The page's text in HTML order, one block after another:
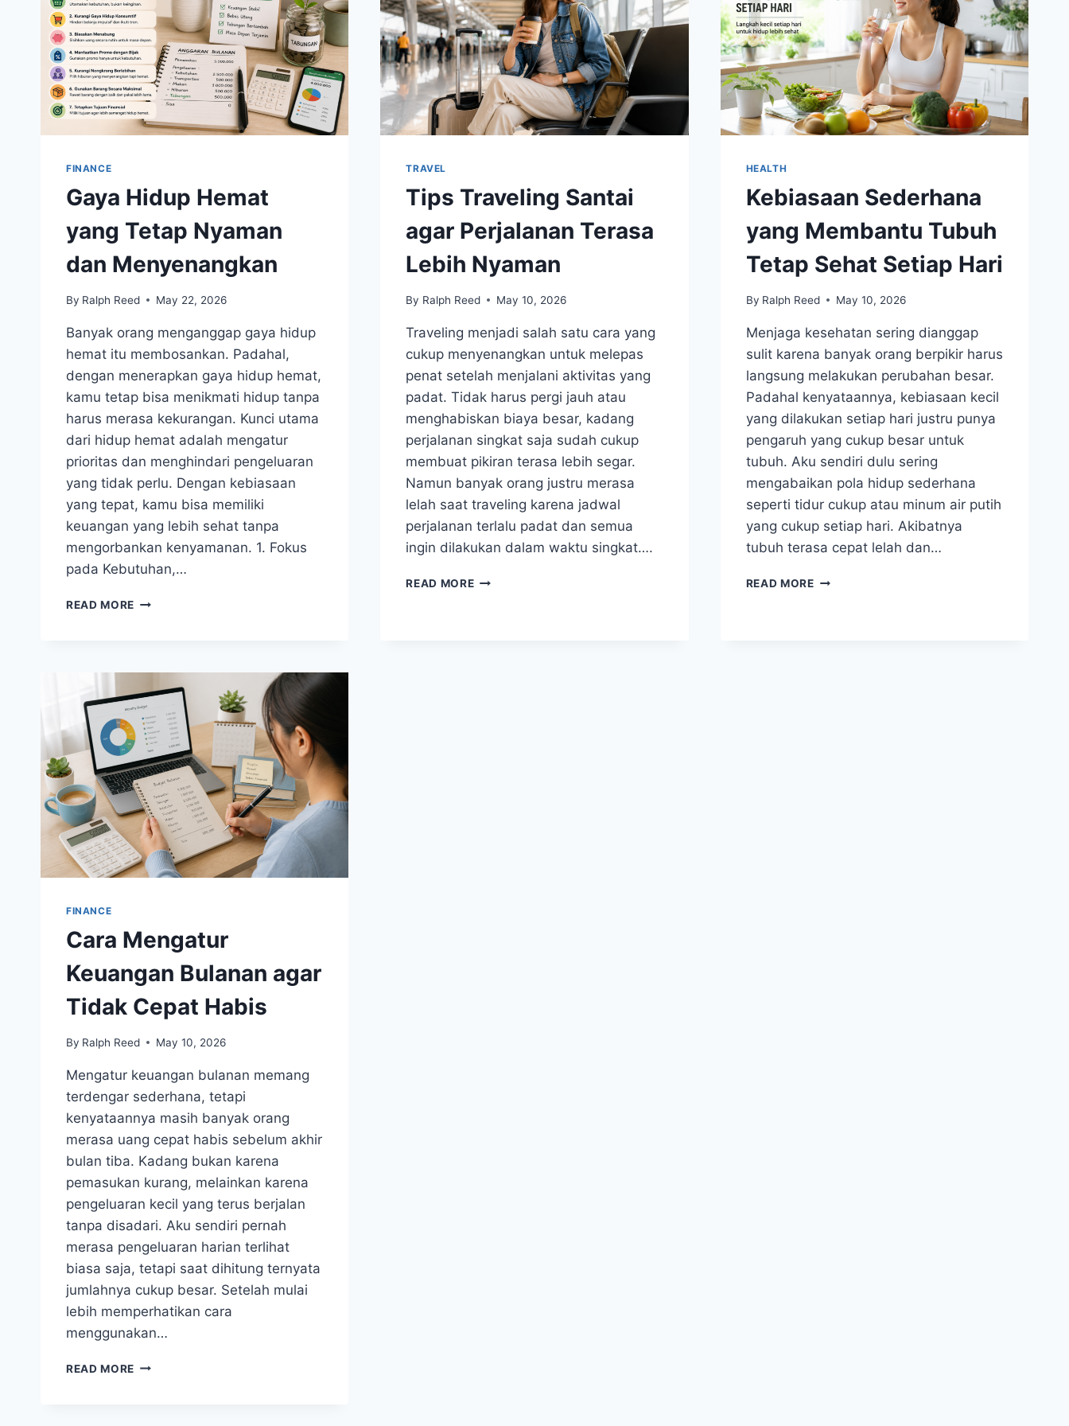
FINANCE
Gaya Hidup Hemat
yang Tetap Nyaman
dan Menyenangkan
By Ralph Reed May 22, 2026
Banyak orang menganggap gaya hidup
hemat itu membosankan. Padahal,
dengan menerapkan gaya hidup hemat,
kamu tetap bisa menikmati hidup tanpa
harus merasa kekurangan. Kunci utama
dari hidup hemat adalah mengatur
prioritas dan menghindari pengeluaran
yang tidak perlu. Dengan kebiasaan
yang tepat, kamu bisa memiliki
keuangan yang lebih sehat tanpa
mengorbankan kenyamanan. 1. Fokus
pada Kebutuhan,…
READ MORE GAYA
NYAMAN
DAN
MENYENANGKAN
TRAVEL
Tips Traveling Santai
agar Perjalanan Terasa
Lebih Nyaman
By Ralph Reed May 10, 2026
Traveling menjadi salah satu cara yang
cukup menyenangkan untuk melepas
penat setelah menjalani aktivitas yang
padat. Tidak harus pergi jauh atau
menghabiskan biaya besar, kadang
perjalanan singkat saja sudah cukup
membuat pikiran terasa lebih segar.
Namun banyak orang justru merasa
lelah saat traveling karena jadwal
perjalanan terlalu padat dan semua
ingin dilakukan dalam waktu singkat….
READ MORETIPS
HEALTH
Kebiasaan Sederhana
yang Membantu Tubuh
Tetap Sehat Setiap Hari
By Ralph Reed May 10, 2026
Menjaga kesehatan sering dianggap
sulit karena banyak orang berpikir harus
langsung melakukan perubahan besar.
Padahal kenyataannya, kebiasaan kecil
yang dilakukan setiap hari justru punya
pengaruh yang cukup besar untuk
tubuh. Aku sendiri dulu sering
mengabaikan pola hidup sederhana
seperti tidur cukup atau minum air putih
yang cukup setiap hari. Akibatnya
tubuh terasa cepat lelah dan…
READ MOREKEBIASAAN
FINANCE
Cara Mengatur
Keuangan Bulanan agar
Tidak Cepat Habis
By Ralph Reed May 10, 2026
Mengatur keuangan bulanan memang
terdengar sederhana, tetapi
kenyataannya masih banyak orang
merasa uang cepat habis sebelum akhir
bulan tiba. Kadang bukan karena
pemasukan kurang, melainkan karena
pengeluaran kecil yang terus berjalan
tanpa disadari. Aku sendiri pernah
merasa pengeluaran harian terlihat
biasa saja, tetapi saat dihitung ternyata
jumlahnya cukup besar. Setelah mulai
lebih memperhatikan cara
menggunakan…
READ MORE CARA